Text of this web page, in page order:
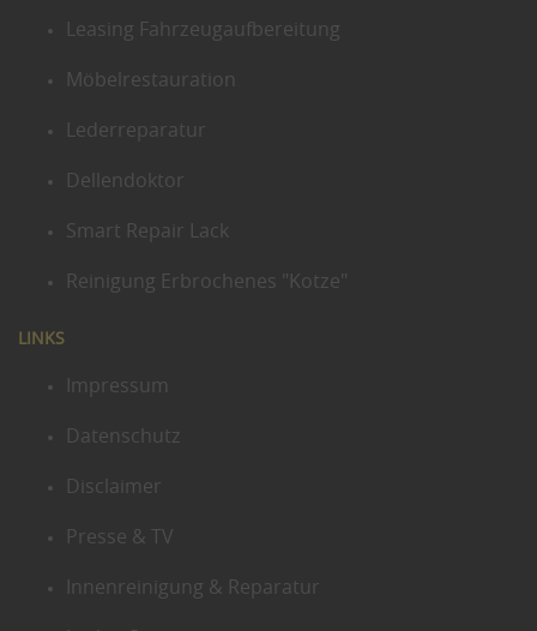
Leasing Fahrzeugaufbereitung
Möbelrestauration
Lederreparatur
Dellendoktor
Smart Repair Lack
Reinigung Erbrochenes "Kotze"
LINKS
Impressum
Datenschutz
Disclaimer
Presse & TV
Innenreinigung & Reparatur